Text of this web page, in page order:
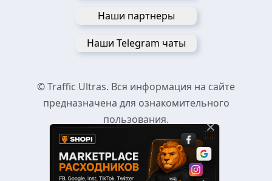
Наши партнеры
Наши Telegram чаты
© Traffic Ultras. Вся информация на сайте
предназначена для ознакомительного
пользования.
×